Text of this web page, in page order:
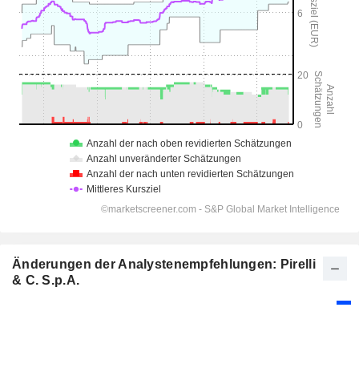
Änderungen der Analystenempfehlungen: Pirelli
& C. S.p.A.